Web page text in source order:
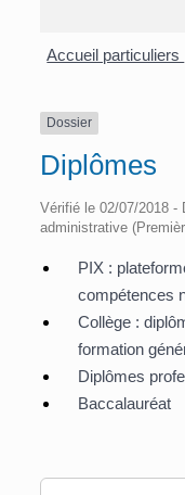
Accueil particuliers
Dossier
Diplômes
Vérifié le 02/07/2018 -
administrative
PIX :
compétences
Collège :
formation
Diplômes
Baccalauréat